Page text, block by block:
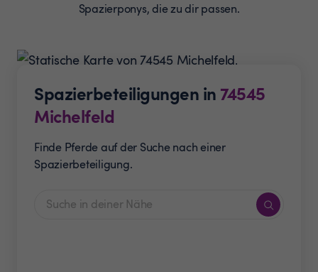
Spazierponys, die zu dir passen.
Spazierbeteiligungen in 74545
Michelfeld
Finde Pferde auf der Suche nach einer
Spazierbeteiligung.